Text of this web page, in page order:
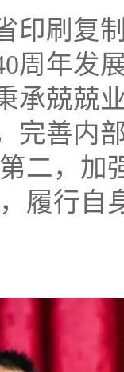
印刷复
周年发
承兢兢
完善内
二，加
履行自